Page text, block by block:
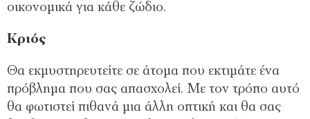
οικονομικά για κάθε ζώδιο.
Kριός
Θα εκμυστηρευτείτε σε άτομα που εκτιμάτε ένα
πρόβλημα που σας απασχολεί. Με τον τρόπο αυτό
θα φωτιστεί πιθανά μια άλλη οπτική και θα σας